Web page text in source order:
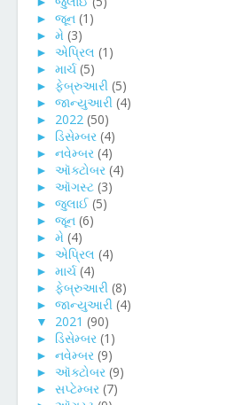
► જૂન (1)
► મે (3)
► એપ્રિલ (1)
► માર્ચ (5)
► ફેબ્રુઆરી (5)
► જાન્યુઆરી (4)
► 2022 (50)
► ડિસેમ્બર (4)
► નવેમ્બર (4)
► ઑક્ટોબર (4)
► ઑગસ્ટ (3)
► જુલાઈ (5)
► જૂન (6)
► મે (4)
► એપ્રિલ (4)
► માર્ચ (4)
► ફેબ્રુઆરી (8)
► જાન્યુઆરી (4)
▼
2021 (90)
► ડિસેમ્બર (1)
► નવેમ્બર (9)
► ઑક્ટોબર (9)
► સપ્ટેમ્બર (7)